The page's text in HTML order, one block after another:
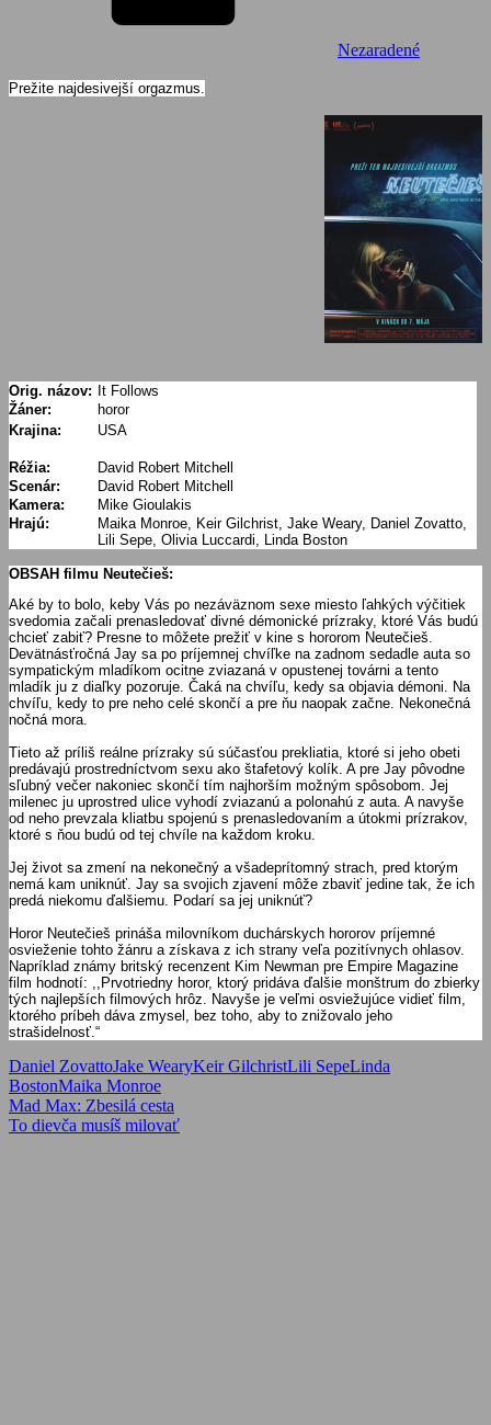
Nezaradené
Prežite najdesivejší orgazmus.
Orig. názov:
It Follows
Žáner:
horor
Krajina:
USA
Réžia:
David Robert Mitchell
Scenár:
David Robert Mitchell
Kamera:
Mike Gioulakis
Hrajú:
Maika Monroe, Keir Gilchrist, Jake Weary, Daniel Zovatto,
Lili Sepe, Olivia Luccardi, Linda Boston
OBSAH filmu Neutečieš:
Aké by to bolo, keby Vás po nezáväznom sexe miesto ľahkých výčitiek
svedomia začali prenasledovať divné démonické prízraky, ktoré Vás budú
chcieť zabiť? Presne to môžete prežiť v kine s hororom Neutečieš.
Devätnásťročná Jay sa po príjemnej chvíľke na zadnom sedadle auta so
sympatickým mladíkom ocitne zviazaná v opustenej továrni a tento
mladík ju z diaľky pozoruje. Čaká na chvíľu, kedy sa objavia démoni. Na
chvíľu, kedy to pre neho celé skončí a pre ňu naopak začne. Nekonečná
nočná mora.
Tieto až príliš reálne prízraky sú súčasťou prekliatia, ktoré si jeho obeti
predávajú prostredníctvom sexu ako štafetový kolík. A pre Jay pôvodne
sľubný večer nakoniec skončí tím najhorším možným spôsobom. Jej
milenec ju uprostred ulice vyhodí zviazanú a polonahú z auta. A navyše
od neho prevzala kliatbu spojenú s prenasledovaním a útokmi prízrakov,
ktoré s ňou budú od tej chvíle na každom kroku.
Jej život sa zmení na nekonečný a všadeprítomný strach, pred ktorým
nemá kam uniknúť. Jay sa svojich zjavení môže zbaviť jedine tak, že ich
predá niekomu ďalšiemu. Podarí sa jej uniknúť?
Horor Neutečieš prináša milovníkom duchárskych hororov príjemné
osvieženie tohto žánru a získava z ich strany veľa pozitívnych ohlasov.
Napríklad známy britský recenzent Kim Newman pre Empire Magazine
film hodnotí: ,,Prvotriedny horor, ktorý pridáva ďalšie monštrum do zbierky
tých najlepších filmových hrôz. Navyše je veľmi osviežujúce vidieť film,
ktorého príbeh dáva zmysel, bez toho, aby to znižovalo jeho
strašidelnosť.“
Daniel ZovattoJake WearyKeir GilchristLili SepeLinda
BostonMaika Monroe
Navigácia
v
Previous
Post:
Mad Max: Zbesilá cesta
Next
To dievča musíš milovať